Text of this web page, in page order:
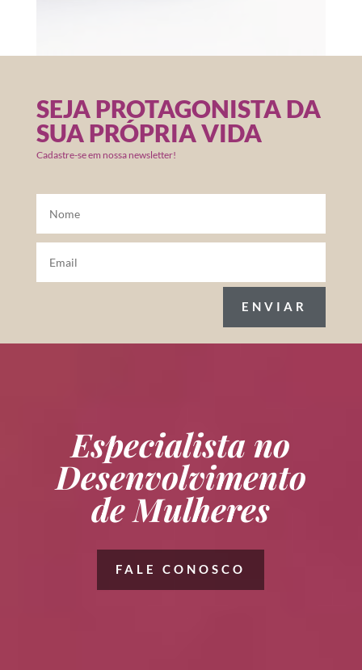
SEJA PROTAGONISTA DA
SUA PRÓPRIA VIDA
Cadastre-se em nossa newsletter!
ENVIAR
Especialista no
Desenvolvimento
de Mulheres
FALE CONOSCO